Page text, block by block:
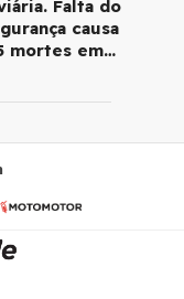
Falta do
causa
mortes em